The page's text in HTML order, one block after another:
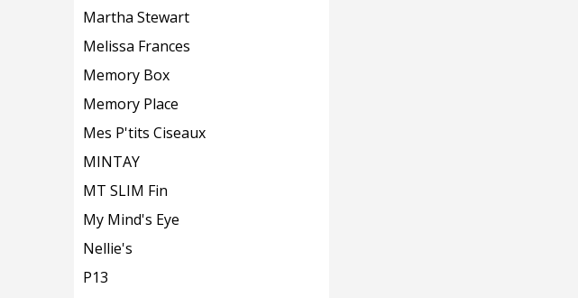
Martha Stewart
Melissa Frances
Memory Box
Memory Place
Mes P'tits Ciseaux
MINTAY
MT SLIM Fin
My Mind's Eye
Nellie's
P13